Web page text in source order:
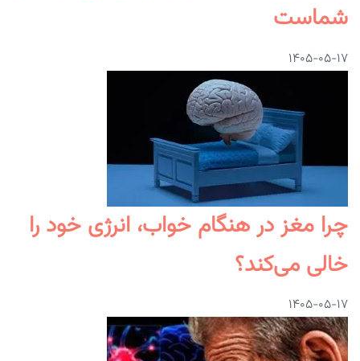
شماست
۱۴۰۵-۰۵-۱۷
چرا مغز در هنگام خواب، انرژی خود را
خالی می‌کند؟
۱۴۰۵-۰۵-۱۷